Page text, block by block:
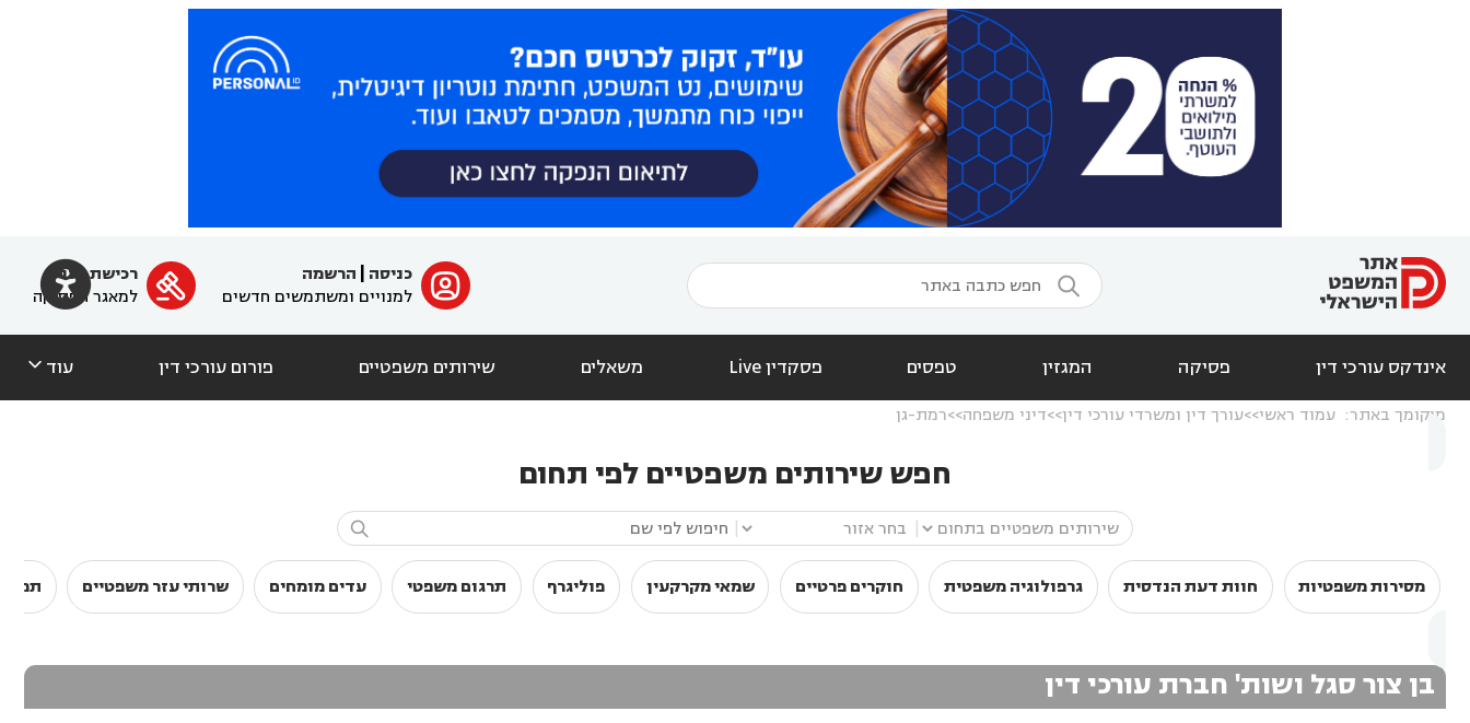
  ﱐ כניסה
הרשמה
למנויים ומשתמשים חדשים

רכישת מנוי
למאגר הפסיקה
אינדקס עורכי דין פסיקה המגזין טפסים פסקדין Live משאלים שירותים משפטיים פורום עורכי דין עוד 
מיקומך באתר: עמוד ראשי עורך דין ומשרדי עורכי דין דיני משפחה רמת-גן
חפש שירותים משפטיים לפי תחום

מסירות משפטיות חוות דעת הנדסית גרפולוגיה משפטית חוקרים פרטיים שמאי מקרקעין פוליגרף תרגום משפטי עדים מומחים שרותי עזר משפטיים
בן צור סגל ושות' חברת עורכי דין